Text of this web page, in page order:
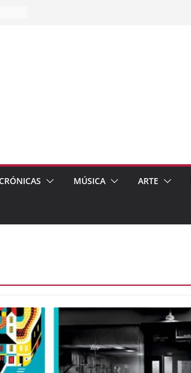
MÚSICA ARTE